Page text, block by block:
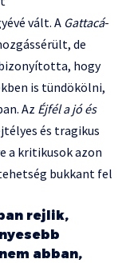
vált. A Gattacá-
de
hogy
is tündökölni,
Az Éjfél a jó és
és tragikus
a kritikusok azon
bukkant fel
rejlik,
abban,